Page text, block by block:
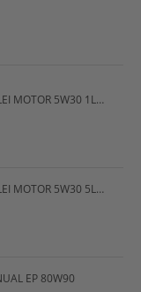
A000989970101 ULEI MOTOR 5W30 1L MERCEDES
A000989970105 ULEI MOTOR 5W30 5L MERCEDES
EP 80W90